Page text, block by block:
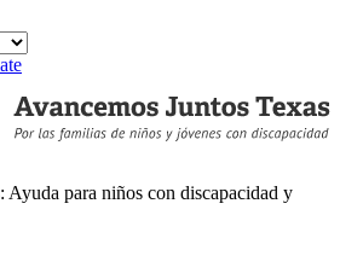
Ayuda para niños con discapacidad y